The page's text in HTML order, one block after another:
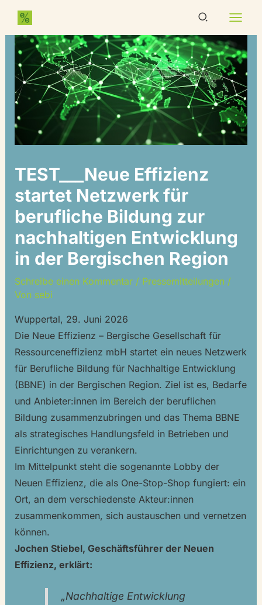
springen
Inhalt
springen
Suchen
TEST___Neue Effizienz
startet Netzwerk für
berufliche Bildung zur
nachhaltigen Entwicklung
in der Bergischen Region
Schreibe einen Kommentar / Pressemitteilungen/
Von sebi
Wuppertal, 29. Juni 2026
Die Neue Effizienz – Bergische Gesellschaft für
Ressourceneffizienz mbH startet ein neues Netzwerk
für Berufliche Bildung für Nachhaltige Entwicklung
(BBNE) in der Bergischen Region. Ziel ist es, Bedarfe
und Anbieter:innen im Bereich der beruflichen
Bildung zusammenzubringen und das Thema BBNE
als strategisches Handlungsfeld in Betrieben und
Einrichtungen zu verankern.
Im Mittelpunkt steht die sogenannte Lobby der
Neuen Effizienz, die als One-Stop-Shop fungiert: ein
Ort, an dem verschiedenste Akteur:innen
zusammenkommen, sich austauschen und vernetzen
können.
Jochen Stiebel, Geschäftsführer der Neuen
Effizienz, erklärt:
„Nachhaltige Entwicklung